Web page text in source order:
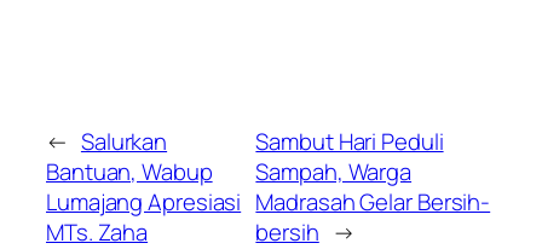
← Salurkan
Bantuan, Wabup
Lumajang Apresiasi
MTs. Zaha
Sambut Hari Peduli
Sampah, Warga
Madrasah Gelar Bersih-
bersih →